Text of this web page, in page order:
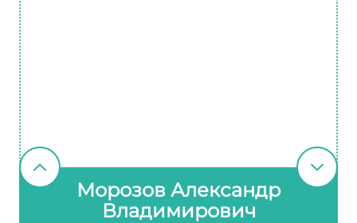
Морозов Александр
Владимирович